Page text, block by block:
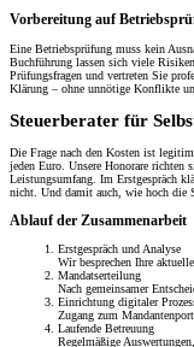
Vorbereitung auf
Eine Betriebsprüfung muss kein
Buchführung lassen sich viele
Prüfungsfragen und vertreten Sie
Klärung – ohne unnötige Konflikte
Steuerberater für
Die Frage nach den Kosten ist
jeden Euro. Unsere Honorare richten
Leistungsumfang. Im Erstgespräch
nicht. Und damit auch, wie hoch die
Ablauf der Zusammenarbeit
Erstgespräch und Analyse
Wir besprechen Ihre
Mandatserteilung
Nach gemeinsamer
Einrichtung digitaler
Zugang zum
Laufende Betreuung
Regelmäßige